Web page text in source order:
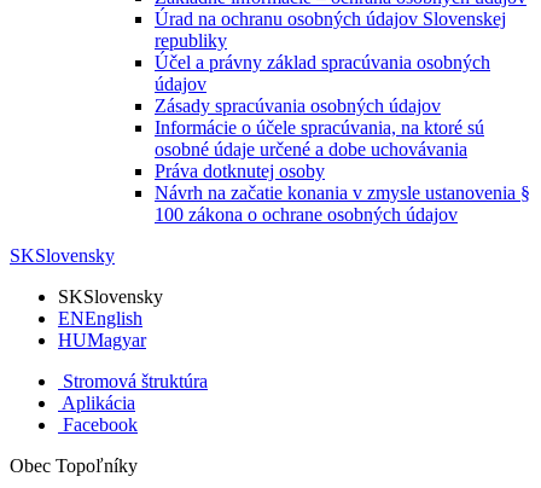
Úrad na ochranu osobných údajov Slovenskej
republiky
Účel a právny základ spracúvania osobných
údajov
Zásady spracúvania osobných údajov
Informácie o účele spracúvania, na ktoré sú
osobné údaje určené a dobe uchovávania
Práva dotknutej osoby
Návrh na začatie konania v zmysle ustanovenia §
100 zákona o ochrane osobných údajov
SKSlovensky
SKSlovensky
ENEnglish
HUMagyar
Stromová štruktúra
Aplikácia
Facebook
Obec Topoľníky